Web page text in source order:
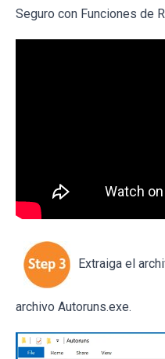
Seguro con Funciones de
Extraiga el
archivo Autoruns.exe.